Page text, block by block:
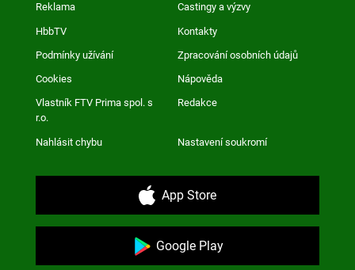
Reklama Castingy a výzvy
HbbTV Kontakty
Podmínky užívání Zpracování osobních údajů
Cookies Nápověda
Vlastník FTV Prima spol. s
r.o.
Redakce
Nahlásit chybu Nastavení soukromí
App Store
Google Play